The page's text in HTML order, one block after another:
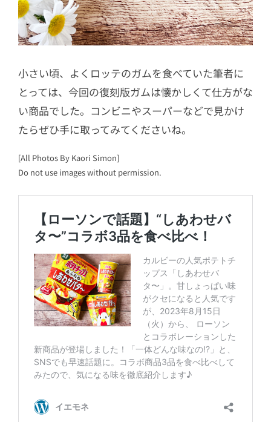
小さい頃、よくロッテのガムを食べていた筆者に
とっては、今回の復刻版ガムは懐かしくて仕方がな
い商品でした。コンビニやスーパーなどで見かけ
たらぜひ手に取ってみてくださいね。
[All Photos By Kaori Simon]
Do not use images without permission.